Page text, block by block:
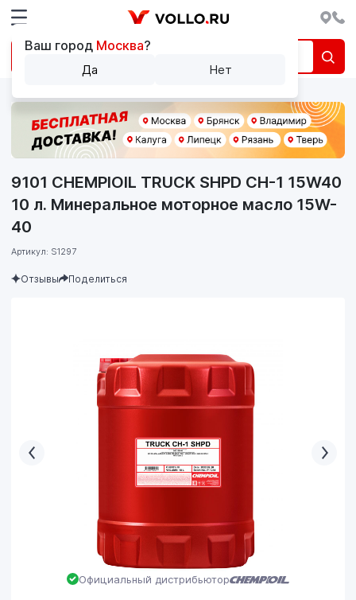
Официальный дистрибьютор
9101 CHEMPIOIL TRUCK SHPD CH-1 15W40
10 л. Минеральное моторное масло 15W-
40
Артикул: S1297
Отзывы Поделиться
Ваш город Москва?
Да Нет